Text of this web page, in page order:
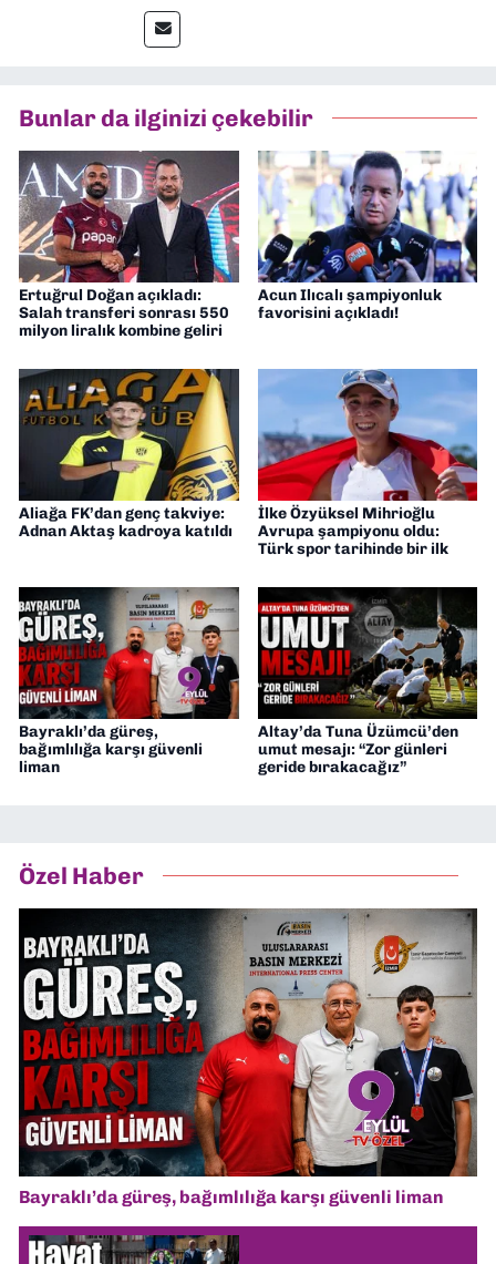
muhabir, editör, müdür yardımcısı ve spor
müdürü olarak görev yaptım. Ayrıca Yeni
Gazetesi'nde editörlük yapıyorum
Bunlar da ilginizi çekebilir
Ertuğrul Doğan açıkladı:
Salah transferi sonrası 550
milyon liralık kombine geliri
Acun Ilıcalı şampiyonluk
favorisini açıkladı!
Aliağa FK’dan genç takviye:
Adnan Aktaş kadroya katıldı
İlke Özyüksel Mihrioğlu
Avrupa şampiyonu oldu:
Türk spor tarihinde bir ilk
Bayraklı’da güreş,
bağımlılığa karşı güvenli
liman
Altay’da Tuna Üzümcü’den
umut mesajı: “Zor günleri
geride bırakacağız”
Özel Haber
Bayraklı’da güreş, bağımlılığa karşı güvenli liman